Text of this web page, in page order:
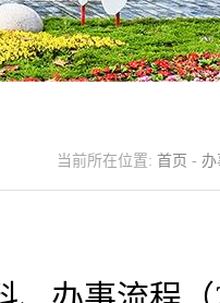
当前所在位置: 首页 - 办